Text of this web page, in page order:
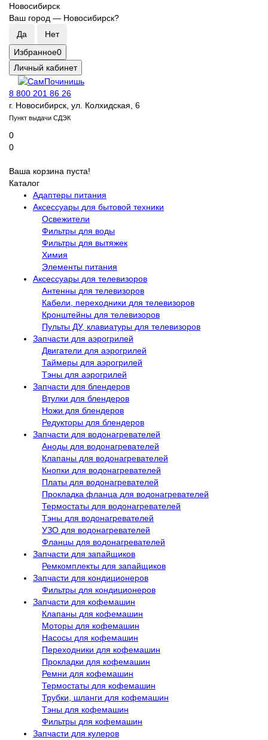
Новосибирск
Ваш город — Новосибирск?
Избранное0
Личный кабинет
8 800 201 86 26
г. Новосибирск, ул. Колхидская, 6
Пункт выдачи СДЭК
0
0
Ваша корзина пуста!
Каталог
Адаптеры питания
Аксессуары для бытовой техники
Освежители
Фильтры для воды
Фильтры для вытяжек
Химия
Элементы питания
Аксессуары для телевизоров
Антенны для телевизоров
Кабели, переходники для телевизоров
Кронштейны для телевизоров
Пульты ДУ, клавиатуры для телевизоров
Запчасти для аэрогрилей
Двигатели для аэрогрилей
Таймеры для аэрогрилей
Тэны для аэрогрилей
Запчасти для блендеров
Втулки для блендеров
Ножи для блендеров
Редукторы для блендеров
Запчасти для водонагревателей
Аноды для водонагревателей
Клапаны для водонагревателей
Кнопки для водонагревателей
Платы для водонагревателей
Прокладка фланца для водонагревателей
Термостаты для водонагревателей
Тэны для водонагревателей
УЗО для водонагревателей
Фланцы для водонагревателей
Запчасти для запайщиков
Ремкомплекты для запайщиков
Запчасти для кондиционеров
Фильтры для кондиционеров
Запчасти для кофемашин
Клапаны для кофемашин
Моторы для кофемашин
Насосы для кофемашин
Переходники для кофемашин
Прокладки для кофемашин
Ремни для кофемашин
Термостаты для кофемашин
Трубки, шланги для кофемашин
Тэны для кофемашин
Фильтры для кофемашин
Запчасти для кулеров